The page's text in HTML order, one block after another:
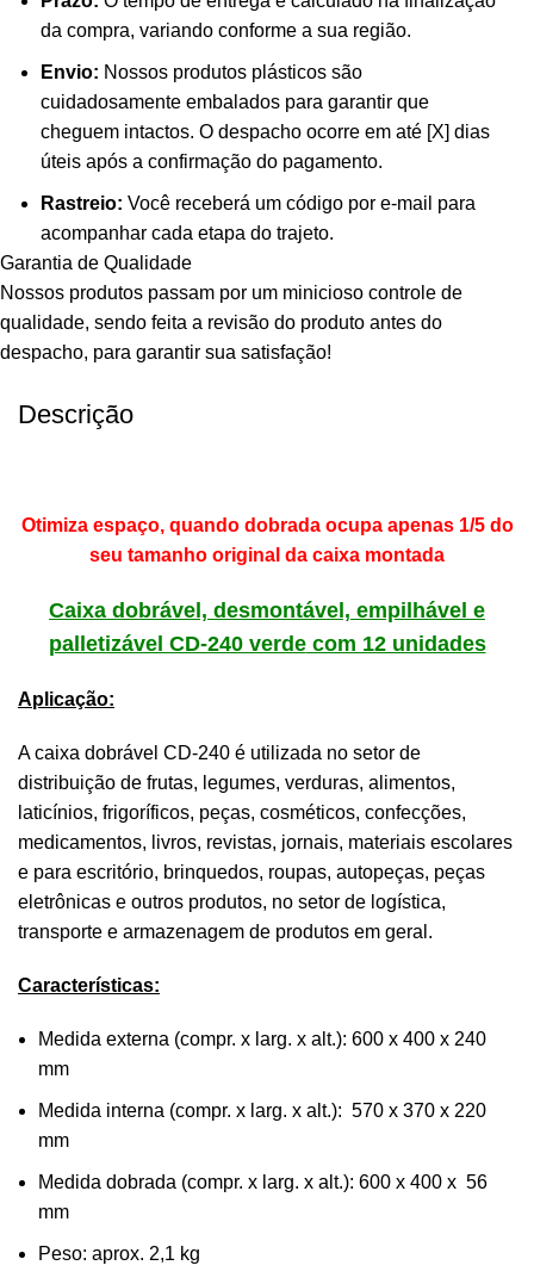
da compra, variando conforme a sua região.
Envio: Nossos produtos plásticos são
cuidadosamente embalados para garantir que
cheguem intactos. O despacho ocorre em até [X] dias
úteis após a confirmação do pagamento.
Rastreio: Você receberá um código por e-mail para
acompanhar cada etapa do trajeto.
Garantia de Qualidade
Nossos produtos passam por um minicioso controle de
qualidade, sendo feita a revisão do produto antes do
despacho, para garantir sua satisfação!
Descrição
Otimiza espaço, quando dobrada ocupa apenas 1/5 do
seu tamanho original da caixa montada
Caixa dobrável, desmontável, empilhável e
palletizável CD-240 verdecom 12 unidades
Aplicação:
A caixa dobrável CD-240 é utilizada no setor de
distribuição de frutas, legumes, verduras, alimentos,
laticínios, frigoríficos, peças, cosméticos, confecções,
medicamentos, livros, revistas, jornais, materiais escolares
e para escritório, brinquedos, roupas, autopeças, peças
eletrônicas e outros produtos, no setor de logística,
transporte e armazenagem de produtos em geral.
Características:
Medida externa (compr. x larg. x alt.): 600 x 400 x 240
mm
Medida interna (compr. x larg. x alt.): 570 x 370 x 220
mm
Medida dobrada (compr. x larg. x alt.): 600 x 400 x 56
mm
Peso: aprox. 2,1 kg